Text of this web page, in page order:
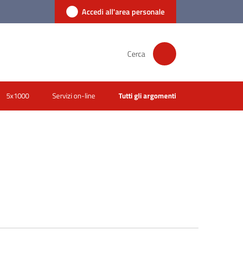
Accedi all'area personale
Cerca
5x1000 Servizi on-line Tutti gli argomenti